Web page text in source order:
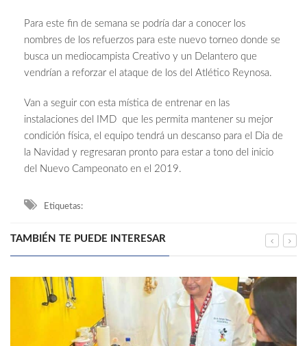
Para este fin de semana se podría dar a conocer los
nombres de los refuerzos para este nuevo torneo donde se
busca un mediocampista Creativo y un Delantero que
vendrían a reforzar el ataque de los del Atlético Reynosa.
Van a seguir con esta mística de entrenar en las
instalaciones del IMD que les permita mantener su mejor
condición física, el equipo tendrá un descanso para el Dia de
la Navidad y regresaran pronto para estar a tono del inicio
del Nuevo Campeonato en el 2019.
Etiquetas:
TAMBIÉN TE PUEDE INTERESAR